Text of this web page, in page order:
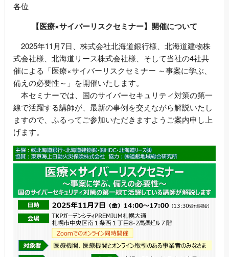
各位
【医療×サイバーリスクセミナー】開催について
2025年11月7日、株式会社北海道銀行様、北海道建物株
式会社様、北海道リース株式会社様、そして当社の4社共
催による「医療×サイバーリスクセミナー ～事案に学ぶ、
備えの必要性～」を開催いたします。
本セミナーでは、国のサイバーセキュリティ対策の第一
線で活躍する講師が、最新の事例を交えながら解説いたし
ますので、ふるってご参加いただきますようご案内申し上
げます。